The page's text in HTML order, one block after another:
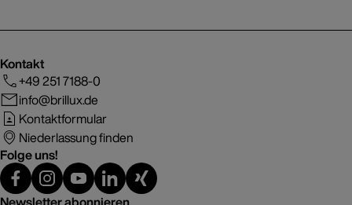
Kontakt
+49 251 7188-0
info@brillux.de
Kontaktformular
Niederlassung finden
Folge uns!